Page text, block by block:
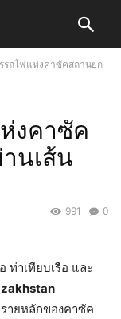
รถไฟแห่งคาซัคสถานยก
งคาซัค
นเส้น
0
991
ท่าเทียบเรือ และ
ายหลักของคาซัค